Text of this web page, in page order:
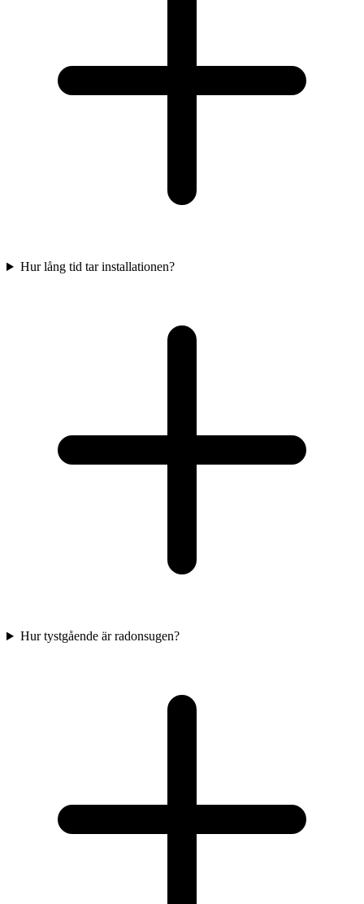
Hur lång tid tar installationen?
Hur tystgående är radonsugen?